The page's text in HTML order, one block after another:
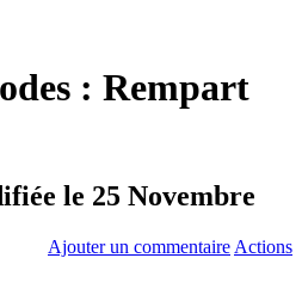
: Rempart
le 25 Novembre
Ajouter un commentaire Actions